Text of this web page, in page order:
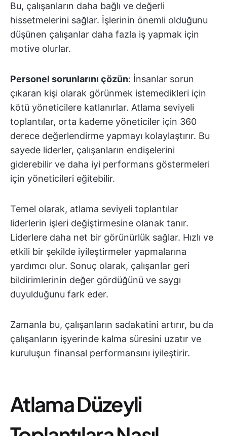
Bu, çalışanların daha bağlı ve değerli
hissetmelerini sağlar. İşlerinin önemli olduğunu
düşünen çalışanlar daha fazla iş yapmak için
motive olurlar.
Personel sorunlarını çözün: İnsanlar sorun
çıkaran kişi olarak görünmek istemedikleri için
kötü yöneticilere katlanırlar. Atlama seviyeli
toplantılar, orta kademe yöneticiler için 360
derece değerlendirme yapmayı kolaylaştırır. Bu
sayede liderler, çalışanların endişelerini
giderebilir ve daha iyi performans göstermeleri
için yöneticileri eğitebilir.
Temel olarak, atlama seviyeli toplantılar
liderlerin işleri değiştirmesine olanak tanır.
Liderlere daha net bir görünürlük sağlar. Hızlı ve
etkili bir şekilde iyileştirmeler yapmalarına
yardımcı olur. Sonuç olarak, çalışanlar geri
bildirimlerinin değer gördüğünü ve saygı
duyulduğunu fark eder.
Zamanla bu, çalışanların sadakatini artırır, bu da
çalışanların işyerinde kalma süresini uzatır ve
kuruluşun finansal performansını iyileştirir.
Atlama Düzeyli